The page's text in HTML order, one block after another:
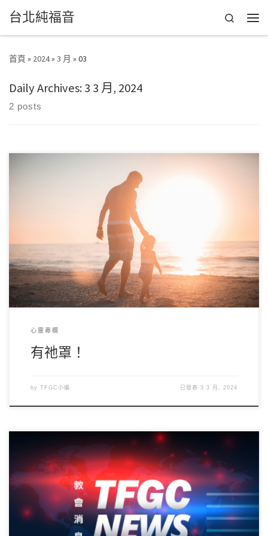
Skip to content
台北純福音
Search
首頁 » 2024» 3 月 » 03
Daily Archives:3 3 月, 2024
2 posts
離開學校之後，大家都害怕考試吧？尤其中年職業婦女如我，家庭
生活忙碌又幸好工作穩定，其實不會想要做些什 […]
心靈專欄
有祂罩！
by TFGC小編 已發表3 3 月, 2024